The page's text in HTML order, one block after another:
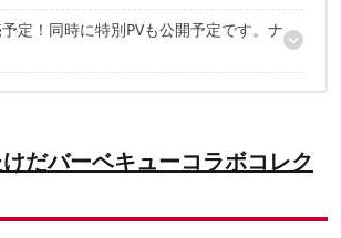
長袖・半袖シャツ
パンツ
定！同時に特別PVも公開予定です。ナ
だバーベキューコラボコレク